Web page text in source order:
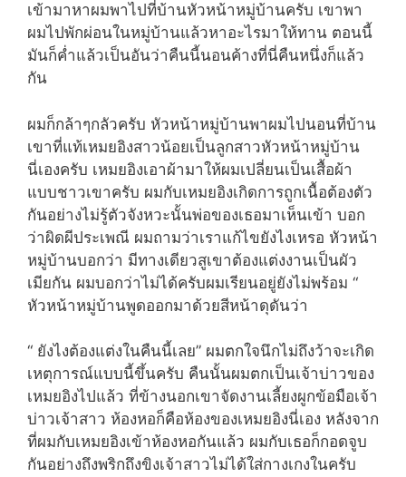
เข้ามาหาผมพาไปที่บ้านหัวหน้าหมู่บ้านครับ เขาพา
ผมไปพักผ่อนในหมู่บ้านแล้วหาอะไรมาให้ทาน ตอนนี้
มันก็ค่ำแล้วเป็นอันว่าคืนนี้นอนค้างที่นี่คืนหนึ่งก็แล้ว
กัน
ผมก็กล้าๆกลัวครับ หัวหน้าหมู่บ้านพาผมไปนอนที่บ้าน
เขาที่แท้เหมยอิงสาวน้อยเป็นลูกสาวหัวหน้าหมู่บ้าน
นี่เองครับ เหมยอิงเอาผ้ามาให้ผมเปลี่ยนเป็นเสื้อผ้า
แบบชาวเขาครับ ผมกับเหมยอิงเกิดการถูกเนื้อต้องตัว
กันอย่างไม่รู้ตัวจังหวะนั้นพ่อของเธอมาเห็นเข้า บอก
ว่าผิดผีประเพณี ผมถามว่าเราแก้ไขยังไงเหรอ หัวหน้า
หมู่บ้านบอกว่า มีทางเดียวสูเขาต้องแต่งงานเป็นผัว
เมียกัน ผมบอกว่าไม่ได้ครับผมเรียนอยู่ยังไม่พร้อม “
หัวหน้าหมู่บ้านพูดออกมาด้วยสีหน้าดุดันว่า
“ ยังไงต้องแต่งในคืนนี้เลย” ผมตกใจนึกไม่ถึงว้าจะเกิด
เหตุการณ์แบบนี้ขึ้นครับ คืนนั้นผมตกเป็นเจ้าบ่าวของ
เหมยอิงไปแล้ว ที่ข้างนอกเขาจัดงานเลี้ยงผูกข้อมือเจ้า
บ่าวเจ้าสาว ห้องหอก็คือห้องของเหมยอิงนี่เอง หลังจาก
ที่ผมกับเหมยอิงเข้าห้องหอกันแล้ว ผมกับเธอก็กอดจูบ
กันอย่างถึงพริกถึงขิงเจ้าสาวไม่ได้ใส่กางเกงในครับ